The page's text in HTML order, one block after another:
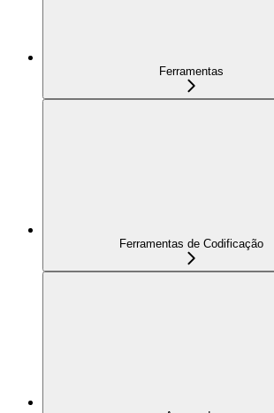
Ferramentas
Ferramentas de Codificação